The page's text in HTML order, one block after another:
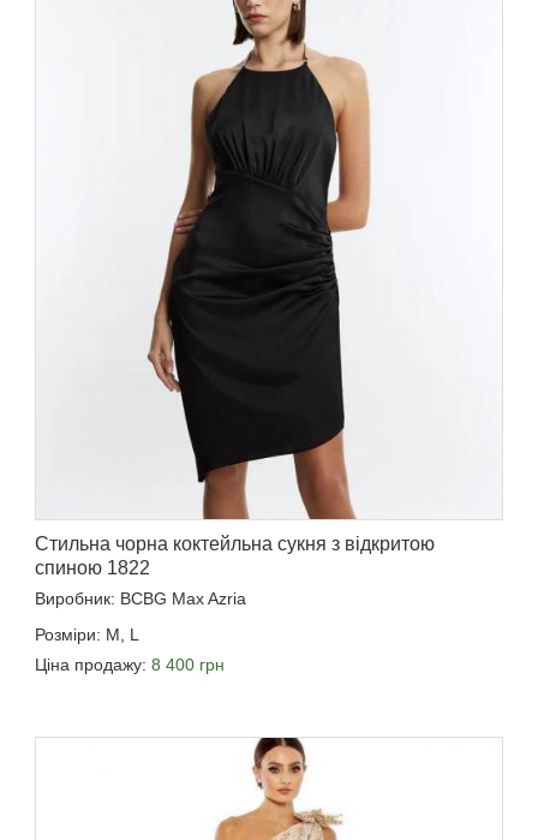
Стильна чорна коктейльна сукня з відкритою
спиною 1822
Виробник: BCBG Max Azria
Розміри: M, L
Ціна продажу: 8 400 грн